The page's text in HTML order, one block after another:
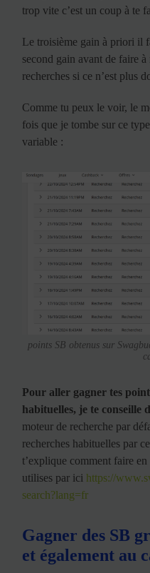
trop vite c’est un coup à te
Le troisième gain à priori il
second gain avant de faire
recherches si ce n’est plus
Comme tu peux le voir, le
fois que je tombe sur ce
variable :
points SB obtenus sur
Pour aller gagner tes
habituelles, je te conseille
moteur de recherche par
recherches habituelles par
t’explique comment faire
utilises par ici https://
search?lang=fr
Gagner des SB
et également au